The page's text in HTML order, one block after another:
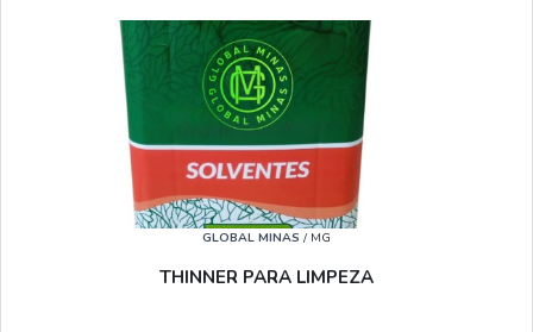
GLOBAL MINAS / MG
THINNER PARA LIMPEZA